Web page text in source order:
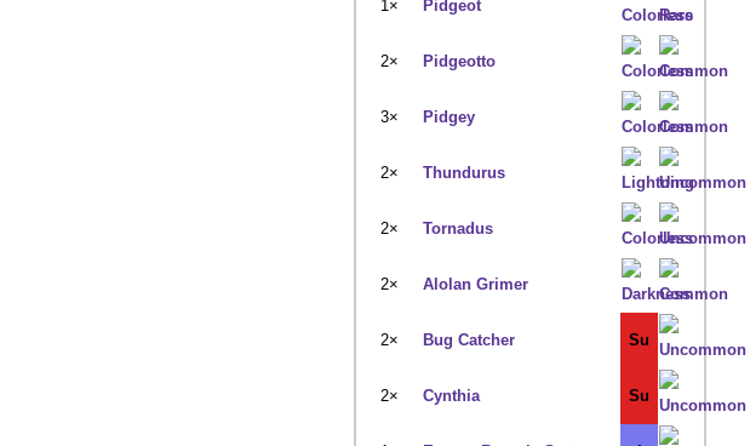
1× Pidgeot
2× Pidgeotto
3× Pidgey
2× Thundurus
2× Tornadus
2× Alolan Grimer
2× Bug Catcher Su
2× Cynthia Su